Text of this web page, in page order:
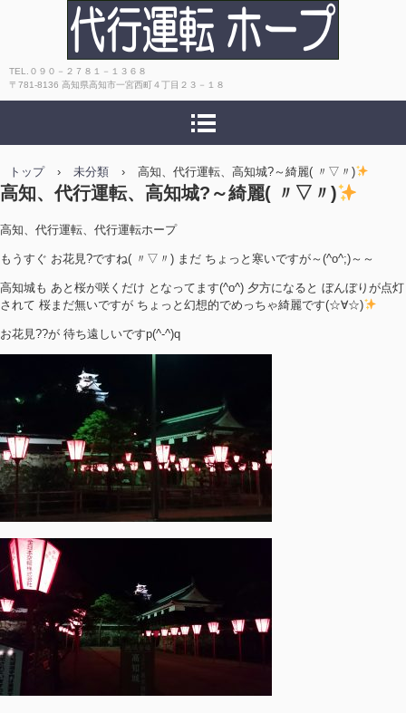
高知 おすすめ！キャッシュレス決
済OK！安心・安全・丁寧で評判！代
行運転ホープ
TEL.０９０－２７８１－１３６８
〒781-8136 高知県高知市一宮西町４丁目２３－１８
トップ › 未分類 › 高知、代行運転、高知城?～綺麗( 〃▽〃)
高知、代行運転、高知城?～綺麗( 〃▽〃)
高知、代行運転、代行運転ホープ
もうすぐ お花見?ですね( 〃▽〃) まだ ちょっと寒いですが～(^o^;)～～
高知城も あと桜が咲くだけ となってます(^o^) 夕方になると ぼんぼりが点灯
されて 桜まだ無いですが ちょっと幻想的でめっちゃ綺麗です(☆∀☆)
お花見??が 待ち遠しいですp(^-^)q